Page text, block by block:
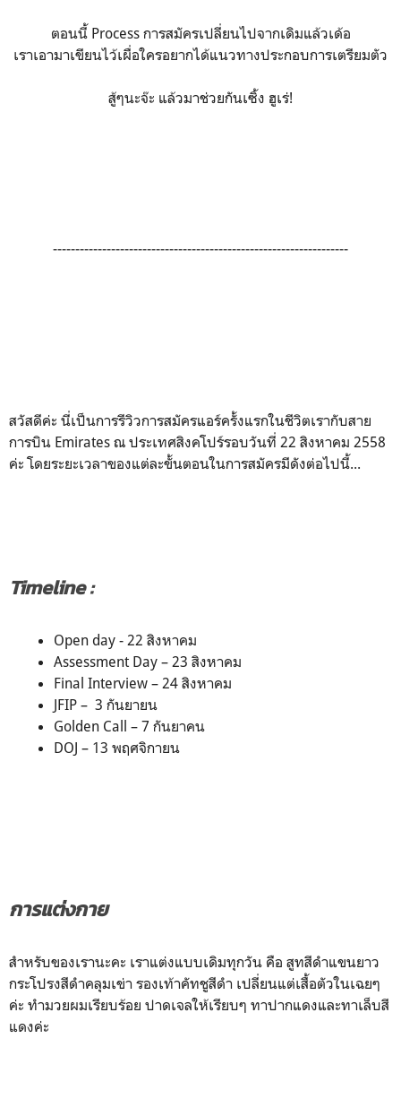
ตอนนี้ Process การสมัครเปลี่ยนไปจากเดิมแล้วเด้อ
เราเอามาเขียนไว้เผื่อใครอยากได้แนวทางประกอบการเตรียมตัว
สู้ๆนะจ๊ะ แล้วมาช่วยกันเซิ้ง ฮูเร่!
------------------------------------------------------------------
สวัสดีค่ะ นี่เป็นการรีวิวการสมัครแอร์ครั้งแรกในชีวิตเรากับสาย
การบิน Emirates ณ ประเทศสิงคโปร์รอบวันที่ 22 สิงหาคม 2558
ค่ะ โดยระยะเวลาของแต่ละขั้นตอนในการสมัครมีดังต่อไปนี้...
Timeline :
Open day - 22 สิงหาคม
Assessment Day – 23 สิงหาคม
Final Interview – 24 สิงหาคม
JFIP – 3 กันยายน
Golden Call – 7 กันยาคน
DOJ – 13 พฤศจิกายน
การแต่งกาย
สำหรับของเรานะคะ เราแต่งแบบเดิมทุกวัน คือ สูทสีดำแขนยาว
กระโปรงสีดำคลุมเข่า รองเท้าคัทชูสีดำ เปลี่ยนแต่เสื้อตัวในเฉยๆ
ค่ะ ทำมวยผมเรียบร้อย ปาดเจลให้เรียบๆ ทาปากแดงและทาเล็บสี
แดงค่ะ